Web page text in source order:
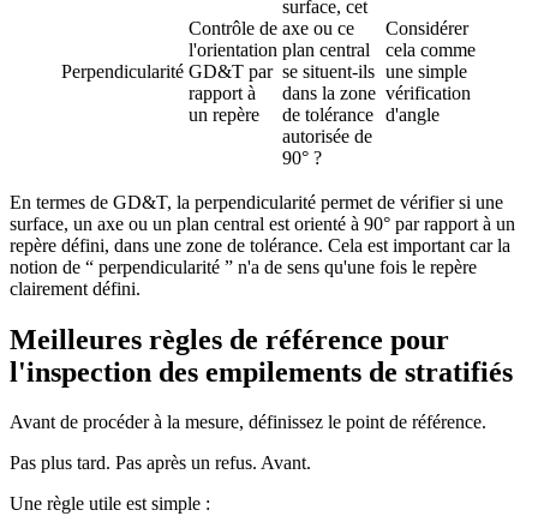
Perpendicularité
Contrôle de
l'orientation
GD&T par
rapport à
un repère
surface, cet
axe ou ce
plan central
se situent-ils
dans la zone
de tolérance
autorisée de
90° ?
Considérer
cela comme
une simple
vérification
d'angle
En termes de GD&T, la perpendicularité permet de vérifier si une
surface, un axe ou un plan central est orienté à 90° par rapport à un
repère défini, dans une zone de tolérance. Cela est important car la
notion de “ perpendicularité ” n'a de sens qu'une fois le repère
clairement défini.
Meilleures règles de référence pour
l'inspection des empilements de stratifiés
Avant de procéder à la mesure, définissez le point de référence.
Pas plus tard. Pas après un refus. Avant.
Une règle utile est simple :